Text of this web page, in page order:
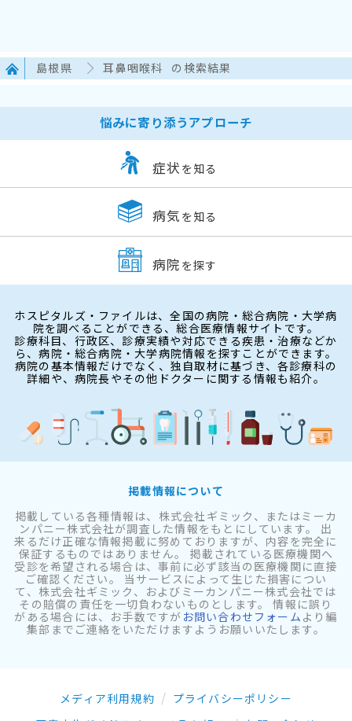
島根県 耳鼻咽喉科 の検索結果
悩みに寄り添うアプローチ
症状 を知る
病気 を知る
病院 を探す
ホスピタルズ・ファイルは、全国の病院・総合病院・大学病
院を調べることができる、総合医療情報サイトです。
診療科目、行政区、診療実績や対応できる疾患・治療などか
ら、病院・総合病院・大学病院情報を探すことができます。
病院の基本情報だけでなく、独自取材に基づき、各診療科の
詳細や、病院長やその他ドクターに関する情報も紹介。
掲載情報について
掲載している各種情報は、株式会社ギミック、またはミーカ
ンパニー株式会社が調査した情報をもとにしています。 出
来るだけ正確な情報掲載に努めておりますが、内容を完全に
保証するものではありません。 掲載されている医療機関へ
受診を希望される場合は、事前に必ず該当の医療機関に直接
ご確認ください。 当サービスによって生じた損害につい
て、株式会社ギミック、およびミーカンパニー株式会社では
その賠償の責任を一切負わないものとします。 情報に誤り
がある場合には、お手数ですが お問い合わせフォーム より編
集部までご連絡をいただけますようお願いいたします。
メディア利用規約
プライバシーポリシー